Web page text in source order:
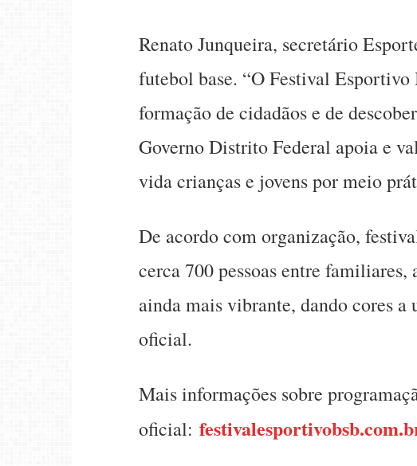
Renato Junqueira, secretário
futebol base. “O Festival
formação de cidadãos e de
Governo Distrito Federal apoia e
vida crianças e jovens por meio
De acordo com organização,
cerca 700 pessoas entre
ainda mais vibrante, dando cores
oficial.
Mais informações sobre
oficial: